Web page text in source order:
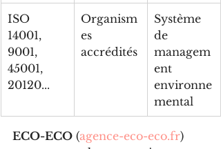
ISO
14001,
9001,
45001,
20120...
Organism
es
accrédités
Système
de
managem
ent
environne
mental
ECO-ECO (agence-eco-eco.fr)